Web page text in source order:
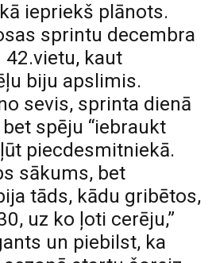
iepriekš plānots.
sprintu decembra
42.vietu, kaut
biju apslimis.
sevis, sprinta dienā
spēju “iebraukt
piecdesmitniekā.
sākums, bet
tāds, kādu gribētos,
uz ko ļoti cerēju,”
un piebilst, ka